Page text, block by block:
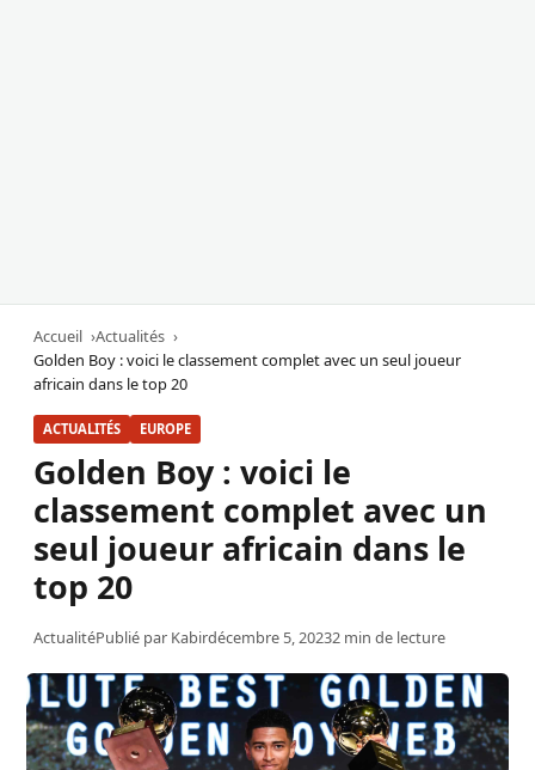
Accueil
Actualités
Golden Boy : voici le classement complet avec un seul joueur
africain dans le top 20
ACTUALITÉS EUROPE
Golden Boy : voici le
classement complet avec un
seul joueur africain dans le
top 20
ActualitéPublié par Kabirdécembre 5, 20232 min de lecture